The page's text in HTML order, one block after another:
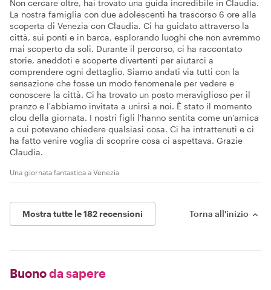
Non cercare oltre, hai trovato una guida incredibile in Claudia.
La nostra famiglia con due adolescenti ha trascorso 6 ore alla
scoperta di Venezia con Claudia. Ci ha guidato attraverso la
città, sui ponti e in barca, esplorando luoghi che non avremmo
mai scoperto da soli. Durante il percorso, ci ha raccontato
storie, aneddoti e scoperte divertenti per aiutarci a
comprendere ogni dettaglio. Siamo andati via tutti con la
sensazione che fosse un modo fenomenale per vedere e
conoscere la città. Ci ha trovato un posto meraviglioso per il
pranzo e l'abbiamo invitata a unirsi a noi. È stato il momento
clou della giornata. I nostri figli l'hanno sentita come un'amica
a cui potevano chiedere qualsiasi cosa. Ci ha intrattenuti e ci
ha fatto venire voglia di scoprire cosa ci aspettava. Grazie
Claudia.
Una giornata fantastica a Venezia
Mostra tutte le 182 recensioni Torna all'inizio
Buonoda sapere